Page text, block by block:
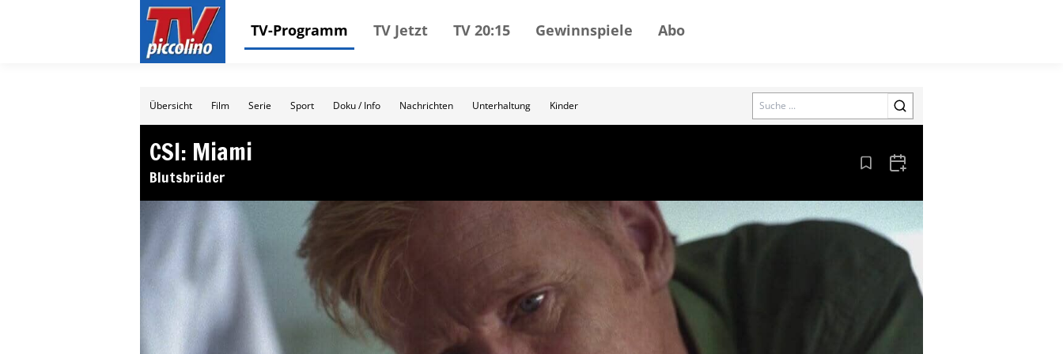
TV-Programm TV Jetzt TV 20:15 Gewinnspiele Abo
Übersicht Film Serie Sport Doku / Info Nachrichten Unterhaltung Kinder Search
CSI: Miami
Blutsbrüder Aus den Lesezeichen entfernen
Zum Kalender hinzufügen